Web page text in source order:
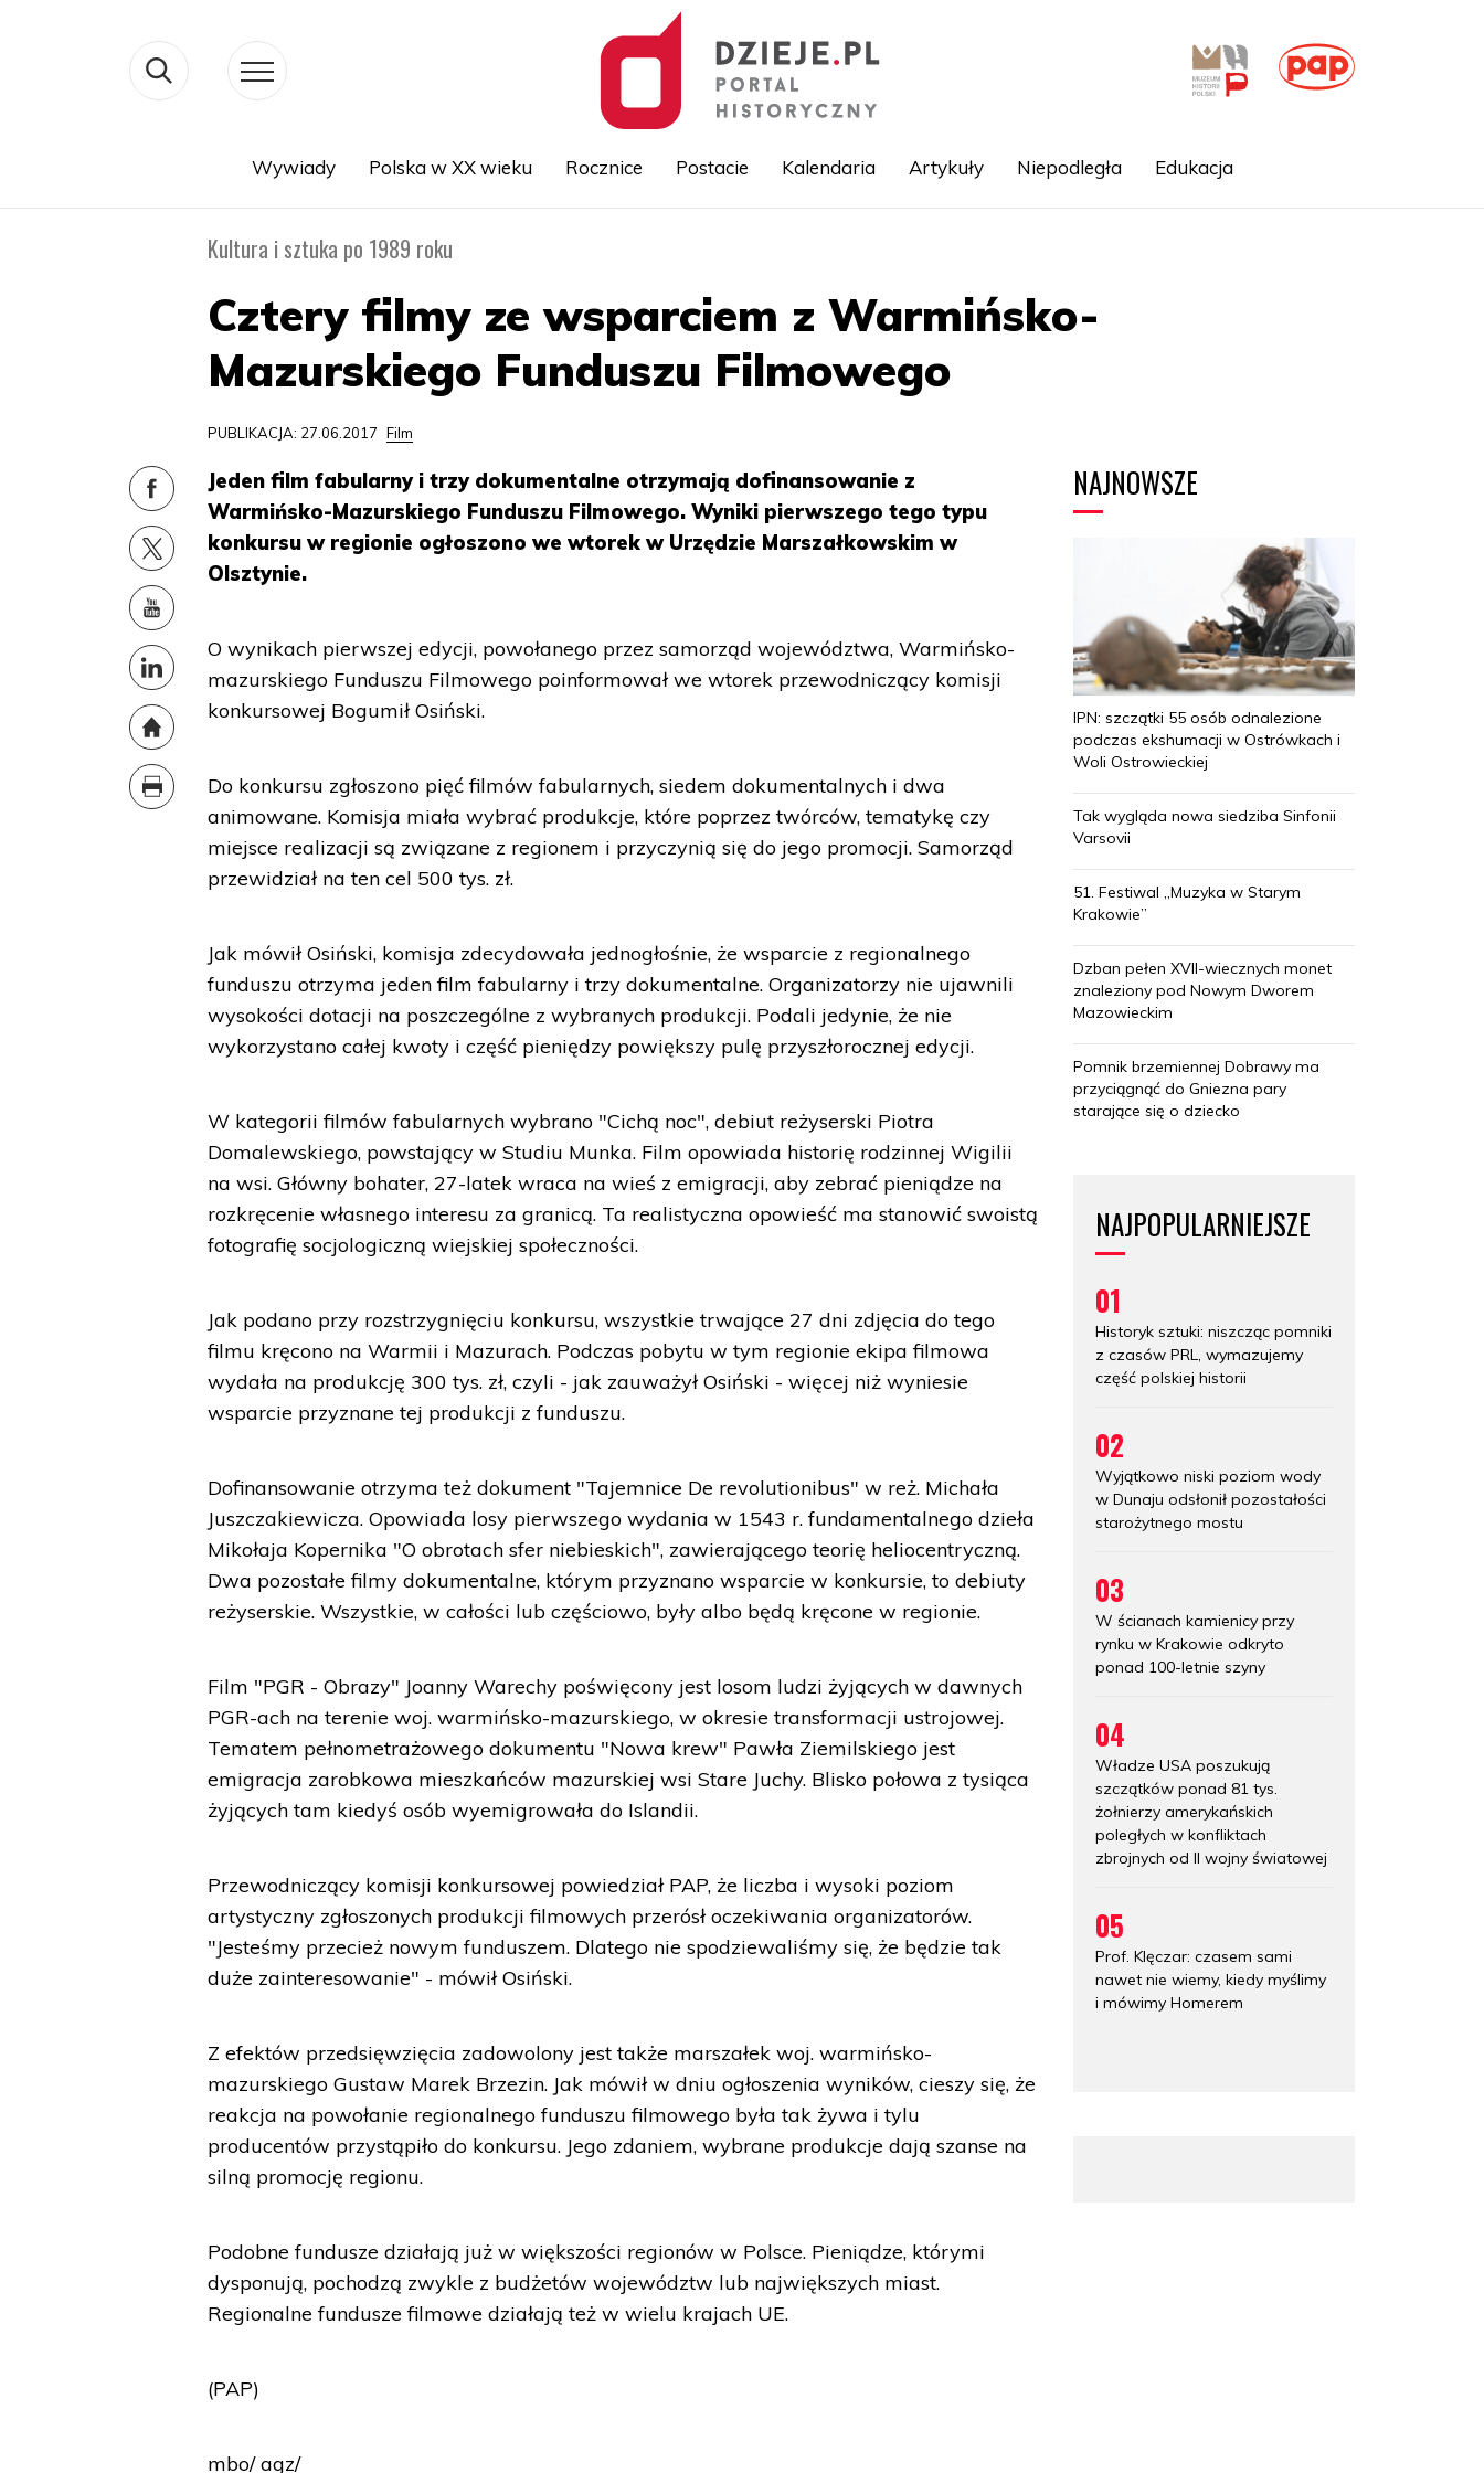
Wywiady Polska w XX wieku Rocznice Postacie Kalendaria Artykuły Niepodległa Edukacja
Kultura i sztuka po 1989 roku
Cztery filmy ze wsparciem z Warmińsko-
Mazurskiego Funduszu Filmowego
PUBLIKACJA: 27.06.2017 Film
Jeden film fabularny i trzy dokumentalne otrzymają dofinansowanie z
Warmińsko-Mazurskiego Funduszu Filmowego. Wyniki pierwszego tego typu
konkursu w regionie ogłoszono we wtorek w Urzędzie Marszałkowskim w
Olsztynie.
O wynikach pierwszej edycji, powołanego przez samorząd województwa, Warmińsko-
mazurskiego Funduszu Filmowego poinformował we wtorek przewodniczący komisji
konkursowej Bogumił Osiński.
Do konkursu zgłoszono pięć filmów fabularnych, siedem dokumentalnych i dwa
animowane. Komisja miała wybrać produkcje, które poprzez twórców, tematykę czy
miejsce realizacji są związane z regionem i przyczynią się do jego promocji. Samorząd
przewidział na ten cel 500 tys. zł.
Jak mówił Osiński, komisja zdecydowała jednogłośnie, że wsparcie z regionalnego
funduszu otrzyma jeden film fabularny i trzy dokumentalne. Organizatorzy nie ujawnili
wysokości dotacji na poszczególne z wybranych produkcji. Podali jedynie, że nie
wykorzystano całej kwoty i część pieniędzy powiększy pulę przyszłorocznej edycji.
W kategorii filmów fabularnych wybrano "Cichą noc", debiut reżyserski Piotra
Domalewskiego, powstający w Studiu Munka. Film opowiada historię rodzinnej Wigilii
na wsi. Główny bohater, 27-latek wraca na wieś z emigracji, aby zebrać pieniądze na
rozkręcenie własnego interesu za granicą. Ta realistyczna opowieść ma stanowić swoistą
fotografię socjologiczną wiejskiej społeczności.
Jak podano przy rozstrzygnięciu konkursu, wszystkie trwające 27 dni zdjęcia do tego
filmu kręcono na Warmii i Mazurach. Podczas pobytu w tym regionie ekipa filmowa
wydała na produkcję 300 tys. zł, czyli - jak zauważył Osiński - więcej niż wyniesie
wsparcie przyznane tej produkcji z funduszu.
Dofinansowanie otrzyma też dokument "Tajemnice De revolutionibus" w reż. Michała
Juszczakiewicza. Opowiada losy pierwszego wydania w 1543 r. fundamentalnego dzieła
Mikołaja Kopernika "O obrotach sfer niebieskich", zawierającego teorię heliocentryczną.
Dwa pozostałe filmy dokumentalne, którym przyznano wsparcie w konkursie, to debiuty
reżyserskie. Wszystkie, w całości lub częściowo, były albo będą kręcone w regionie.
Film "PGR - Obrazy" Joanny Warechy poświęcony jest losom ludzi żyjących w dawnych
PGR-ach na terenie woj. warmińsko-mazurskiego, w okresie transformacji ustrojowej.
Tematem pełnometrażowego dokumentu "Nowa krew" Pawła Ziemilskiego jest
emigracja zarobkowa mieszkańców mazurskiej wsi Stare Juchy. Blisko połowa z tysiąca
żyjących tam kiedyś osób wyemigrowała do Islandii.
Przewodniczący komisji konkursowej powiedział PAP, że liczba i wysoki poziom
artystyczny zgłoszonych produkcji filmowych przerósł oczekiwania organizatorów.
"Jesteśmy przecież nowym funduszem. Dlatego nie spodziewaliśmy się, że będzie tak
duże zainteresowanie" - mówił Osiński.
Z efektów przedsięwzięcia zadowolony jest także marszałek woj. warmińsko-
mazurskiego Gustaw Marek Brzezin. Jak mówił w dniu ogłoszenia wyników, cieszy się, że
reakcja na powołanie regionalnego funduszu filmowego była tak żywa i tylu
producentów przystąpiło do konkursu. Jego zdaniem, wybrane produkcje dają szanse na
silną promocję regionu.
Podobne fundusze działają już w większości regionów w Polsce. Pieniądze, którymi
dysponują, pochodzą zwykle z budżetów województw lub największych miast.
Regionalne fundusze filmowe działają też w wielu krajach UE.
(PAP)
mbo/ agz/
NAJNOWSZE
IPN: szczątki 55 osób odnalezione
podczas ekshumacji w Ostrówkach i
Woli Ostrowieckiej
Tak wygląda nowa siedziba Sinfonii
Varsovii
51. Festiwal „Muzyka w Starym
Krakowie”
Dzban pełen XVII-wiecznych monet
znaleziony pod Nowym Dworem
Mazowieckim
Pomnik brzemiennej Dobrawy ma
przyciągnąć do Gniezna pary
starające się o dziecko
NAJPOPULARNIEJSZE
01
Historyk sztuki: niszcząc pomniki
z czasów PRL, wymazujemy
część polskiej historii
02
Wyjątkowo niski poziom wody
w Dunaju odsłonił pozostałości
starożytnego mostu
03
W ścianach kamienicy przy
rynku w Krakowie odkryto
ponad 100-letnie szyny
04
Władze USA poszukują
szczątków ponad 81 tys.
żołnierzy amerykańskich
poległych w konfliktach
zbrojnych od II wojny światowej
05
Prof. Klęczar: czasem sami
nawet nie wiemy, kiedy myślimy
i mówimy Homerem